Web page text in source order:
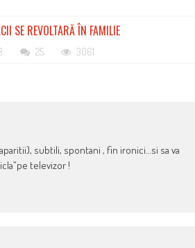
SE REVOLTARĂ ÎN FAMILIE
25 3061
subtili, spontani , fin ironici…si sa va
televizor !